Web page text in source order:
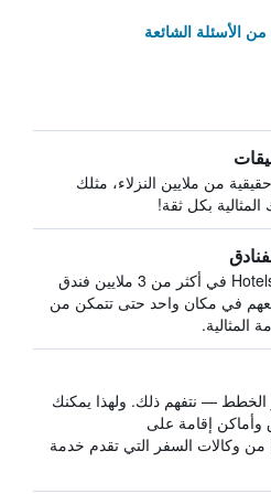
الأسئلة الشائعة
من ملايين النزلاء، مثلك
بكل ثقة!
يبحث HotelsCombined في أكثر من 3 ملايين فندق
في مكان واحد حتى تتمكن من
المثالية.
الخطط — نتفهم ذلك. ولهذا يمكنك
وأماكن إقامة على
HotelsCombined من وكالات السفر التي تقدم خدمة